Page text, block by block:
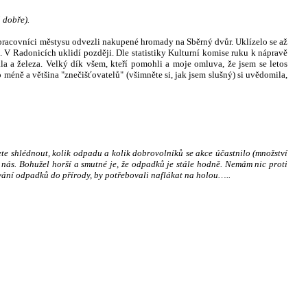
dobře).
městysu odvezli nakupené hromady na Sběrný dvůr. Uklízelo se až
V Radonicích uklidí později. Dle statistiky Kulturní komise ruku k nápravě
a železa. Velký dík všem, kteří pomohli a moje omluva, že jsem se letos
a většina "znečišťovatelů" (všimněte si, jak jsem slušný) si uvědomila,
shlédnout, kolik odpadu a kolik dobrovolníků se akce účastnilo (množství
Bohužel horší a smutné je, že odpadků je stále hodně. Nemám nic proti
odpadků do přírody, by potřebovali naflákat na holou…..